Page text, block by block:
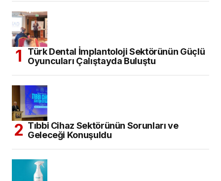
Türk Dental İmplantoloji Sektörünün Güçlü
Oyuncuları Çalıştayda Buluştu
Tıbbi Cihaz Sektörünün Sorunları ve
Geleceği Konuşuldu